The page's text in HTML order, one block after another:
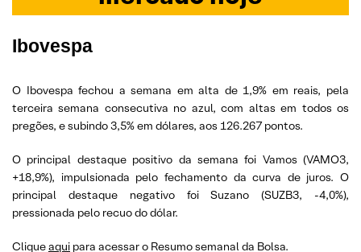
Ibovespa
O Ibovespa fechou a semana em alta de 1,9% em reais, pela
terceira semana consecutiva no azul, com altas em todos os
pregões, e subindo 3,5% em dólares, aos 126.267 pontos.
O principal destaque positivo da semana foi Vamos (VAMO3,
+18,9%), impulsionada pelo fechamento da curva de juros. O
principal destaque negativo foi Suzano (SUZB3, -4,0%),
pressionada pelo recuo do dólar.
Cliqueaqui para acessar o Resumo semanal da Bolsa.